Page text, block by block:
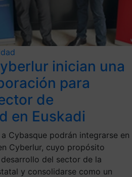
inician una
para
de
en Euskadi
Cybasque podrán integrarse en
Cyberlur, cuyo propósito
del sector de la
y consolidarse como un